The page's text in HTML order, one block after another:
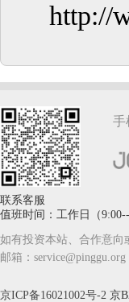
http://
手
联系客服
值班时间：工作日（9:00--
如有投资本站、合作意向
邮箱：
京ICP备16021002号-2 京